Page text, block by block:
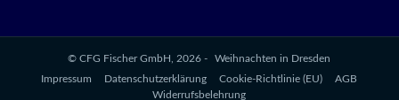
© CFG Fischer GmbH, 2026 -
Weihnachten in Dresden
Impressum
Datenschutzerklärung Cookie-Richtlinie (EU)
AGB
Widerrufsbelehrung